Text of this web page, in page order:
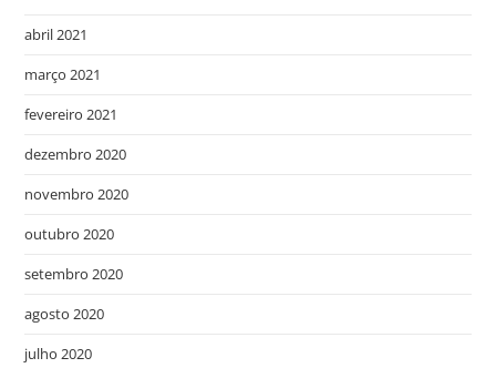
abril 2021
março 2021
fevereiro 2021
dezembro 2020
novembro 2020
outubro 2020
setembro 2020
agosto 2020
julho 2020